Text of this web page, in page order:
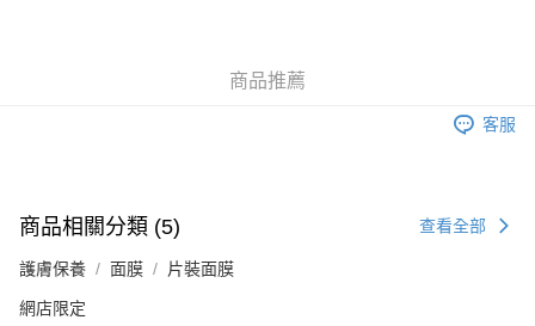
澳門地區配送 - 確認發貨後1-4個工作天送達
商品推薦
客服
商品相關分類 (5) 查看全部
護膚保養 面膜 片裝面膜
網店限定